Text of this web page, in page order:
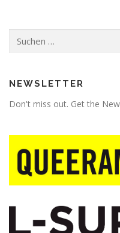
nach:
NEWSLETTER
Don't miss out. Get the